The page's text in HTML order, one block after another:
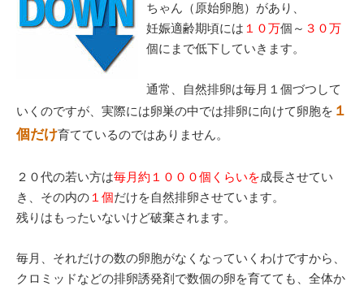
ちゃん（原始卵胞）があり、
妊娠適齢期頃には １０万個～ ３０万
個にまで低下していきます。
通常、自然排卵は毎月１個づつして
いくのですが、実際には卵巣の中では排卵に向けて卵胞を １
個だけ育てているのではありません。
２０代の若い方は毎月約１０００個くらいを成長させてい
き、その内の １個だけを自然排卵させています。
残りはもったいないけど破棄されます。
毎月、それだけの数の卵胞がなくなっていくわけですから、
クロミッドなどの排卵誘発剤で数個の卵を育てても、全体か